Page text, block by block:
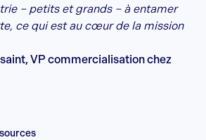
– petits et grands – à entamer
ce qui est au cœur de la mission
VP commercialisation chez